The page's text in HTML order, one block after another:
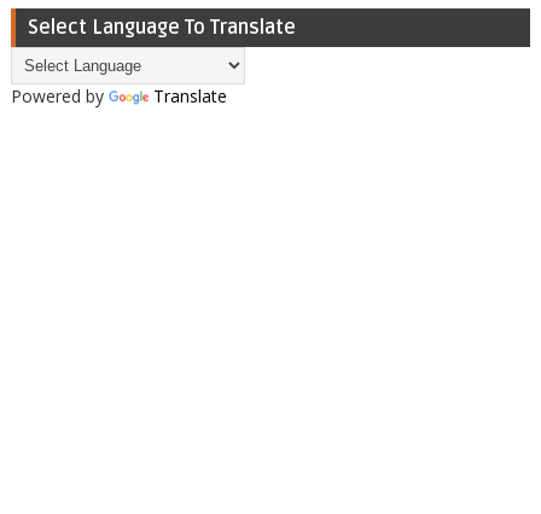
Select Language To Translate
Powered by Translate